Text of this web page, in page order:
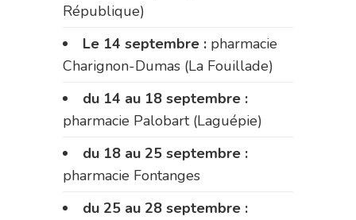
République)
Le 14 septembre : pharmacie
Charignon-Dumas (La Fouillade)
du 14 au 18 septembre :
pharmacie Palobart (Laguépie)
du 18 au 25 septembre :
pharmacie Fontanges
du 25 au 28 septembre :